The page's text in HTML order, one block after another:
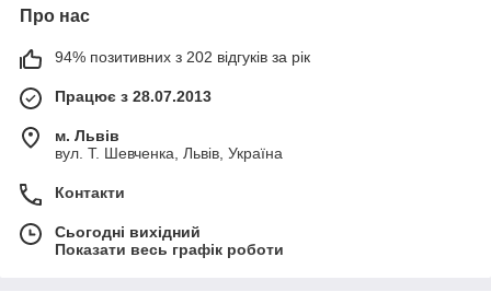
Про нас
94% позитивних з 202 відгуків за рік
Працює з 28.07.2013
м. Львів
вул. Т. Шевченка, Львів, Україна
Контакти
Сьогодні вихідний
Показати весь графік роботи